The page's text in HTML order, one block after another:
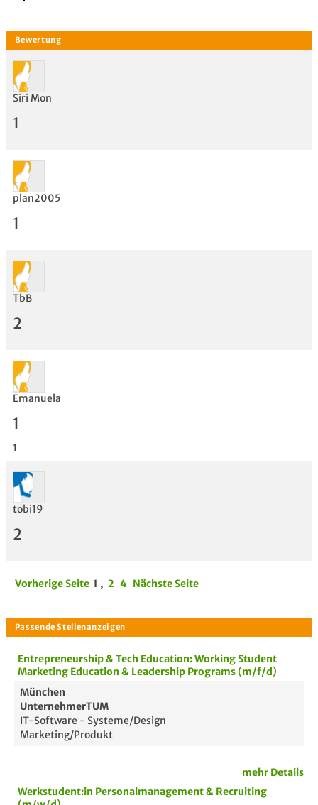
Bewertung
Siri Mon
1
plan2005
1
TbB
2
Emanuela
1
1
tobi19
2
Vorherige Seite 1 , 2 4 Nächste Seite
Entrepreneurship & Tech Education: Working Student
Marketing Education & Leadership Programs (m/f/d)
München
UnternehmerTUM
IT-Software - Systeme/Design
Marketing/Produkt
mehr Details
Werkstudent:in Personalmanagement & Recruiting